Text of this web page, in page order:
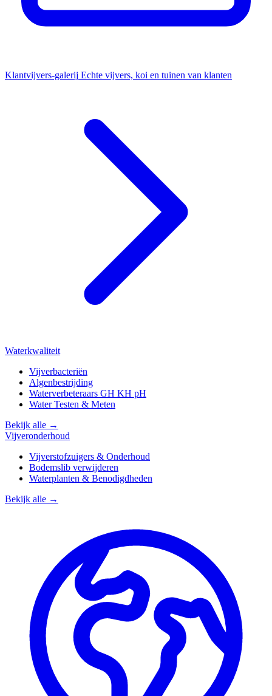
Klantvijvers-galerij Echte vijvers, koi en tuinen van klanten
Waterkwaliteit
Vijverbacteriën
Algenbestrijding
Waterverbeteraars GH KH pH
Water Testen & Meten
Bekijk alle →
Vijveronderhoud
Vijverstofzuigers & Onderhoud
Bodemslib verwijderen
Waterplanten & Benodigdheden
Bekijk alle →